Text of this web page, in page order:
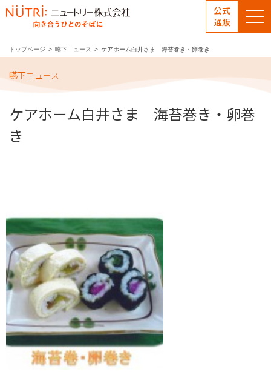
公式
通販
トップページ 嚥下ニュース ケアホーム白井さま 海苔巻き・卵巻き
嚥下ニュース
ケアホーム白井さま 海苔巻き・卵巻
き